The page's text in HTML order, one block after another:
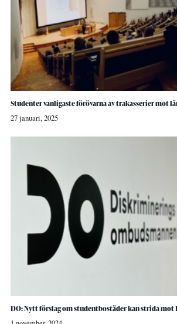
Studenter vanligaste förövarna av trakasserier mot
27 januari, 2025
DO: Nytt förslag om studentbostäder kan strida mot